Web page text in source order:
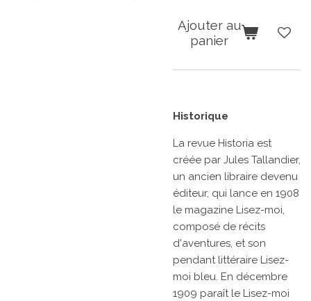
Ajouter au
panier
Historique
La revue Historia est
créée par Jules Tallandier,
un ancien libraire devenu
éditeur, qui lance en 1908
le magazine Lisez-moi,
composé de récits
d'aventures, et son
pendant littéraire Lisez-
moi bleu. En décembre
1909 paraît le Lisez-moi